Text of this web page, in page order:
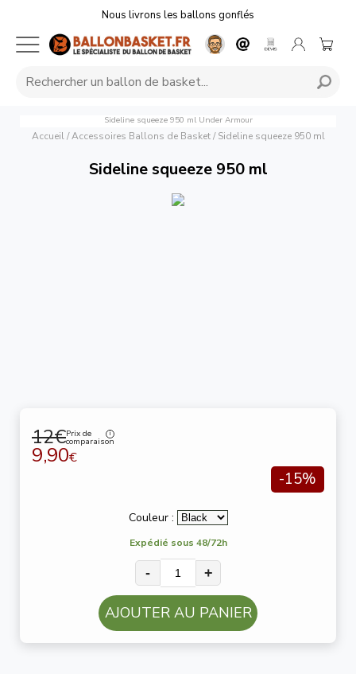
Nous livrons les ballons gonflés
Sideline squeeze 950 ml Under Armour
Accueil/ Accessoires Ballons de Basket/ Sideline squeeze 950 ml
Sideline squeeze 950 ml
12€Prix de
comparaison
9,90€
-15%
Couleur :
Expédié sous 48/72h
- +
AJOUTER AU PANIER